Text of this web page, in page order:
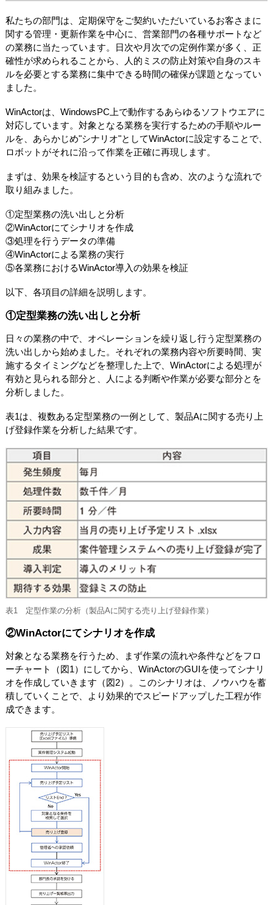
私たちの部門は、定期保守をご契約いただいているお客さまに
関する管理・更新作業を中心に、営業部門の各種サポートなど
の業務に当たっています。日次や月次での定例作業が多く、正
確性が求められることから、人的ミスの防止対策や自身のスキ
ルを必要とする業務に集中できる時間の確保が課題となってい
ました。
WinActorは、WindowsPC上で動作するあらゆるソフトウエアに
対応しています。対象となる業務を実行するための手順やルー
ルを、あらかじめ"シナリオ"としてWinActorに設定することで、
ロボットがそれに沿って作業を正確に再現します。
まずは、効果を検証するという目的も含め、次のような流れで
取り組みました。
①定型業務の洗い出しと分析
②WinActorにてシナリオを作成
③処理を行うデータの準備
④WinActorによる業務の実行
⑤各業務におけるWinActor導入の効果を検証
以下、各項目の詳細を説明します。
①定型業務の洗い出しと分析
日々の業務の中で、オペレーションを繰り返し行う定型業務の
洗い出しから始めました。それぞれの業務内容や所要時間、実
施するタイミングなどを整理した上で、WinActorによる処理が
有効と見られる部分と、人による判断や作業が必要な部分とを
分析しました。
表1は、複数ある定型業務の一例として、製品Aに関する売り上
げ登録作業を分析した結果です。
表1 定型作業の分析（製品Aに関する売り上げ登録作業）
②WinActorにてシナリオを作成
対象となる業務を行うため、まず作業の流れや条件などをフロ
ーチャート（図1）にしてから、WinActorのGUIを使ってシナリ
オを作成していきます（図2）。このシナリオは、ノウハウを蓄
積していくことで、より効果的でスピードアップした工程が作
成できます。